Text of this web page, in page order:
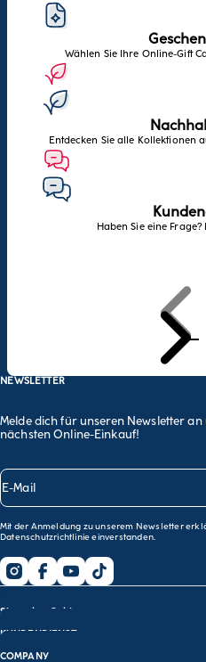
Wählen Sie Ihre Online-Gift
Entdecken Sie alle Kollektionen
Haben Sie eine
NEWSLETTER
Melde dich für unseren Newsletter
nächsten Online-Einkauf!
E-Mail
Mit der Anmeldung zu unserem Newsletter
Datenschutzrichtlinieeinverstanden.
Shopping Guide
KUNDENDIENST
COMPANY